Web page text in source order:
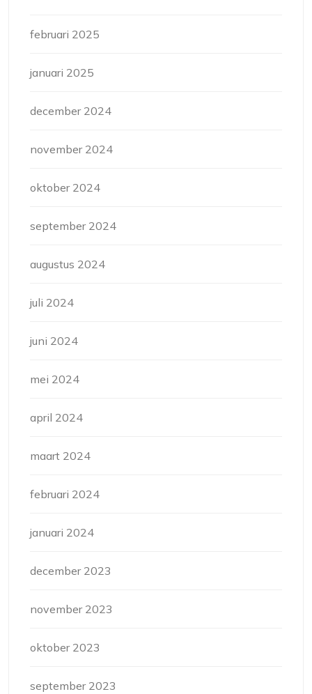
februari 2025
januari 2025
december 2024
november 2024
oktober 2024
september 2024
augustus 2024
juli 2024
juni 2024
mei 2024
april 2024
maart 2024
februari 2024
januari 2024
december 2023
november 2023
oktober 2023
september 2023